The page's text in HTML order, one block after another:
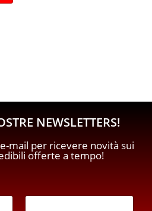
NEWSLETTERS!
mail per ricevere novità sui
offerte a tempo!